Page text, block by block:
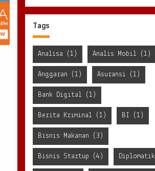
Tags
Analisa (1) Analis Mobil (1)
Anggaran (1) Asuransi (1)
Bank Digital (1)
Berita Kriminal (1) BI (1)
Bisnis Makanan (3)
Bisnis Startup (4) Diplomatik